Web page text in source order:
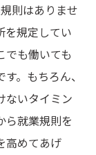
則はありませ
を規定してい
でも働いても
。もちろん、
ないタイミン
ら就業規則を
高めてあげ